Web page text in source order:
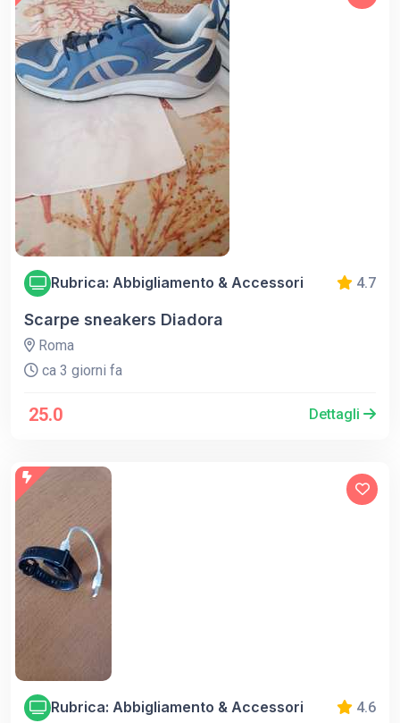
Rubrica: Abbigliamento & Accessori 4.7
Scarpe sneakers Diadora
Roma
ca 3 giorni fa
25.0 Dettagli
Rubrica: Abbigliamento & Accessori 4.6